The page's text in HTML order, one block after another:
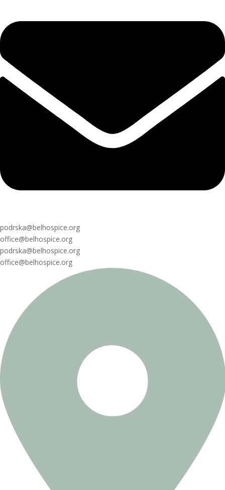
podrska@belhospice.org
office@belhospice.org
podrska@belhospice.org
office@belhospice.org